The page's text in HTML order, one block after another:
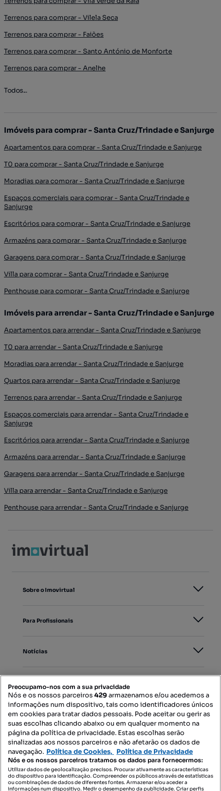
Terrenos para comprar - Vilela Seca
Terrenos para comprar - Faiões
Terrenos para comprar - Santo António de Monforte
Terrenos para comprar - Anelhe
Todos...
Imóveis para comprar - Santa Cruz/Trindade e Sanjurge
Apartamentos para comprar - Santa Cruz/Trindade e Sanjurge
T0 para comprar - Santa Cruz/Trindade e Sanjurge
Moradias para comprar - Santa Cruz/Trindade e Sanjurge
Espaços comerciais para comprar - Santa Cruz/Trindade e
Sanjurge
Escritórios para comprar - Santa Cruz/Trindade e Sanjurge
Armazéns para comprar - Santa Cruz/Trindade e Sanjurge
Garagens para comprar - Santa Cruz/Trindade e Sanjurge
Villa para comprar - Santa Cruz/Trindade e Sanjurge
Penthouse para comprar - Santa Cruz/Trindade e Sanjurge
Imóveis para arrendar - Santa Cruz/Trindade e Sanjurge
Apartamentos para arrendar - Santa Cruz/Trindade e Sanjurge
T0 para arrendar - Santa Cruz/Trindade e Sanjurge
Moradias para arrendar - Santa Cruz/Trindade e Sanjurge
Quartos para arrendar - Santa Cruz/Trindade e Sanjurge
Terrenos para arrendar - Santa Cruz/Trindade e Sanjurge
Espaços comerciais para arrendar - Santa Cruz/Trindade e
Sanjurge
Escritórios para arrendar - Santa Cruz/Trindade e Sanjurge
Armazéns para arrendar - Santa Cruz/Trindade e Sanjurge
Garagens para arrendar - Santa Cruz/Trindade e Sanjurge
Villa para arrendar - Santa Cruz/Trindade e Sanjurge
Penthouse para arrendar - Santa Cruz/Trindade e Sanjurge
Sobre o Imovirtual
Para Profissionais
Notícias
Mapa do Site
Contacte-nos
SIGA-NOS:
Preocupamo-nos com a sua privacidade
Nós e os nossos parceiros429armazenamos e/ou acedemos a
informações num dispositivo, tais como identificadores únicos
em cookies para tratar dados pessoais. Pode aceitar ou gerir as
suas escolhas clicando abaixo ou em qualquer momento na
página da política de privacidade. Estas escolhas serão
sinalizadas aos nossos parceiros e não afetarão os dados de
navegação. Política de Cookies, Política de Privacidade
Nós e os nossos parceiros tratamos os dados para fornecermos:
Utilizar dados de geolocalização precisos. Procurar ativamente as características
do dispositivo para identificação. Compreender os públicos através de estatísticas
ou combinações de dados de diferentes fontes. Armazenar e/ou aceder a
informações num dispositivo. Medir o desempenho da publicidade. Criar perfis